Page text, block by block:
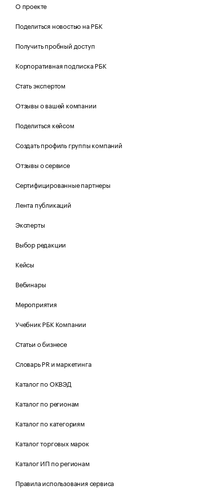
О проекте
Поделиться новостью на РБК
Получить пробный доступ
Корпоративная подписка РБК
Стать экспертом
Отзывы о вашей компании
Поделиться кейсом
Создать профиль группы компаний
Отзывы о сервисе
Сертифицированные партнеры
Лента публикаций
Эксперты
Выбор редакции
Кейсы
Вебинары
Мероприятия
Учебник РБК Компании
Статьи о бизнесе
Словарь PR и маркетинга
Каталог по ОКВЭД
Каталог по регионам
Каталог по категориям
Каталог торговых марок
Каталог ИП по регионам
Правила использования сервиса